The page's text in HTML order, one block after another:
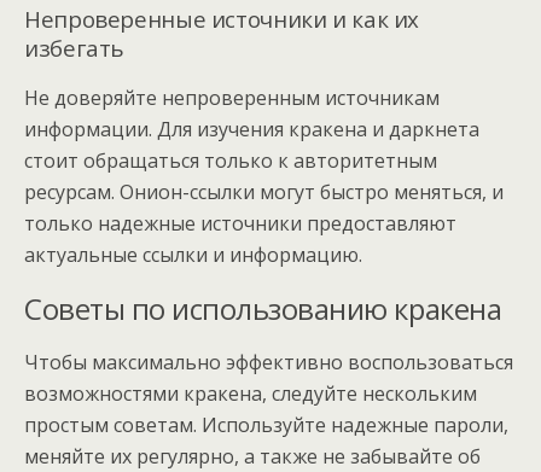
Непроверенные источники и как их
избегать
Не доверяйте непроверенным источникам
информации. Для изучения кракена и даркнета
стоит обращаться только к авторитетным
ресурсам. Онион-ссылки могут быстро меняться, и
только надежные источники предоставляют
актуальные ссылки и информацию.
Советы по использованию кракена
Чтобы максимально эффективно воспользоваться
возможностями кракена, следуйте нескольким
простым советам. Используйте надежные пароли,
меняйте их регулярно, а также не забывайте об